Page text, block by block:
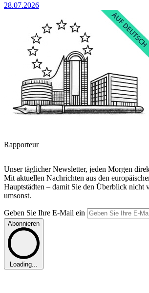
28.07.2026
Rapporteur
Unser täglicher Newsletter, jeden Morgen
Mit aktuellen Nachrichten aus den
Hauptstädten – damit Sie den Überblick nicht
umsonst.
Geben Sie Ihre E-Mail ein
Abonnieren
Loading...